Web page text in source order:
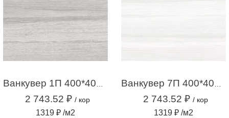
Ванкувер 1П 400*400*7 НОВЫЙ серый (2,08м2 /13 шт)
2 743.52 ₽ / кор
1319 ₽ /м2
Ванкувер 7П 400*400*7 НОВЫЙ белый (2,08м2 / 13 шт)
2 743.52 ₽ / кор
1319 ₽ /м2